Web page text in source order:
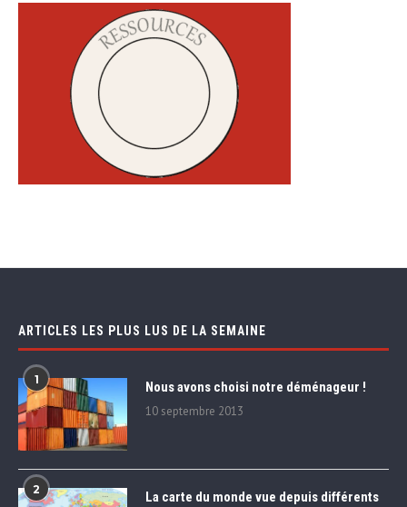
ARTICLES LES PLUS LUS DE LA SEMAINE
1 Nous avons choisi notre déménageur !
10 septembre 2013
2
La carte du monde vue depuis différents